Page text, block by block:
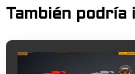
También